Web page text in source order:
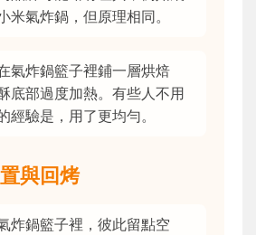
米氣炸鍋，但原理相同。
氣炸鍋籃子裡鋪一層烘焙
底部過度加熱。有些人不用
經驗是，用了更均勻。
與回烤
炸鍋籃子裡，彼此留點空